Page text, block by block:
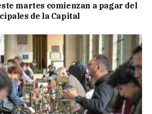
martes comienzan a pagar del
de la Capital